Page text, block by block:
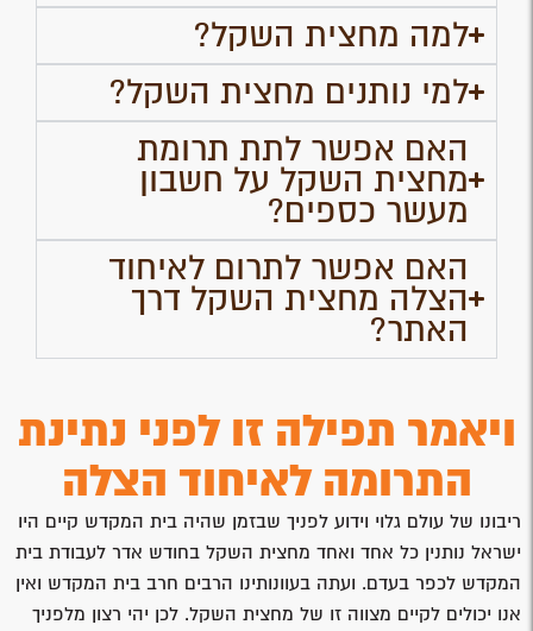
למה מחצית השקל?
למי נותנים מחצית השקל?
האם אפשר לתת תרומת
מחצית השקל על חשבון
מעשר כספים?
האם אפשר לתרום לאיחוד
הצלה מחצית השקל דרך
האתר?
ויאמר תפילה זו לפני נתינת
התרומה לאיחוד הצלה
ריבונו של עולם גלוי וידוע לפניך שבזמן שהיה בית המקדש קיים היו
ישראל נותנין כל אחד ואחד מחצית השקל בחודש אדר לעבודת בית
המקדש לכפר בעדם. ועתה בעוונותינו הרבים חרב בית המקדש ואין
אנו יכולים לקיים מצווה זו של מחצית השקל. לכן יהי רצון מלפניך